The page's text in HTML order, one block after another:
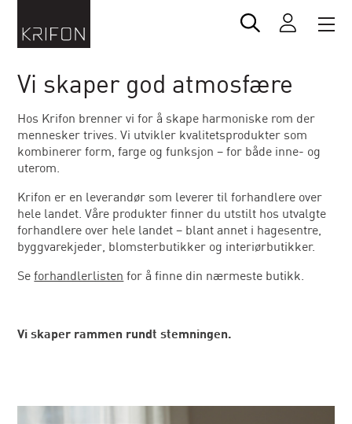
Vi skaper god atmosfære
Hos Krifon brenner vi for å skape harmoniske rom der
mennesker trives. Vi utvikler kvalitetsprodukter som
kombinerer form, farge og funksjon – for både inne- og
uterom.
Krifon er en leverandør som leverer til forhandlere over
hele landet. Våre produkter finner du utstilt hos utvalgte
forhandlere over hele landet – blant annet i hagesentre,
byggvarekjeder, blomsterbutikker og interiørbutikker.
Seforhandlerlisten for å finne din nærmeste butikk.
Vi skaper rammen rundt stemningen.